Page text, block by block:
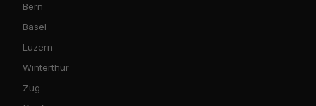
Bern
Basel
Luzern
Winterthur
Zug